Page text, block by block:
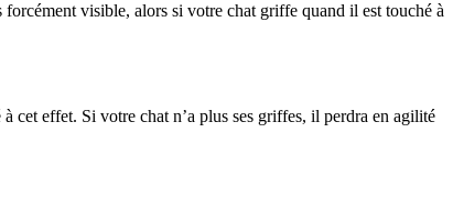
visible, alors si votre chat griffe quand il est touché à
cet effet. Si votre chat n’a plus ses griffes, il perdra en agilité